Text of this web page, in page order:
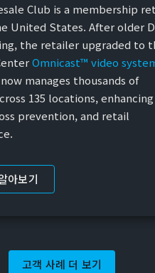
Club is a membership
United States. After older
the retailer upgraded to
Omnicast™ video
manages thousands of
135 locations, enhancing
prevention, and retail
아보기
고객 사례 더 보기